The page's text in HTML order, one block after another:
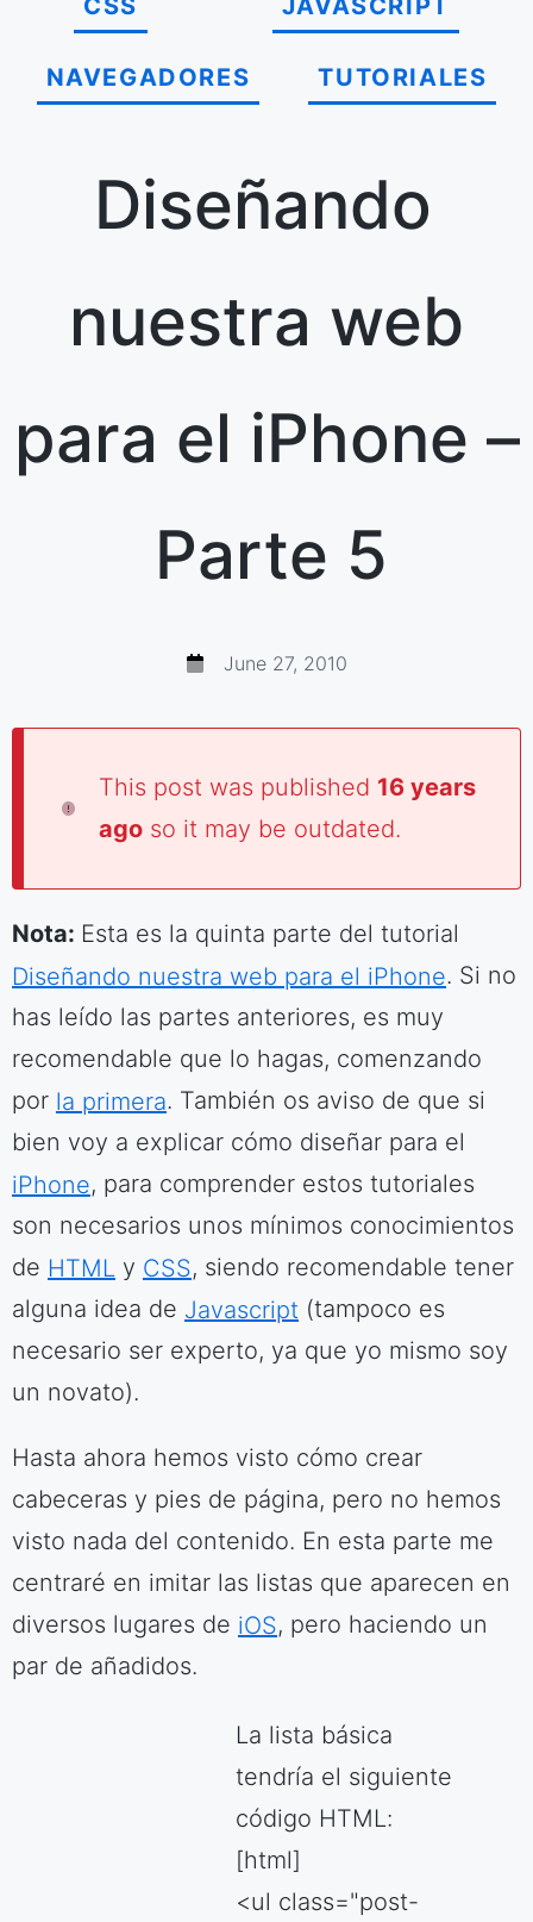
CSS JAVASCRIPT
NAVEGADORES TUTORIALES
Diseñando
nuestra web
para el iPhone –
Parte 5
June 27, 2010
This post was published 16 years
ago so it may be outdated.
Nota: Esta es la quinta parte del tutorial
Diseñando nuestra web para el iPhone. Si no
has leído las partes anteriores, es muy
recomendable que lo hagas, comenzando
por la primera. También os aviso de que si
bien voy a explicar cómo diseñar para el
iPhone, para comprender estos tutoriales
son necesarios unos mínimos conocimientos
de HTML y CSS, siendo recomendable tener
alguna idea de Javascript (tampoco es
necesario ser experto, ya que yo mismo soy
un novato).
Hasta ahora hemos visto cómo crear
cabeceras y pies de página, pero no hemos
visto nada del contenido. En esta parte me
centraré en imitar las listas que aparecen en
diversos lugares de iOS, pero haciendo un
par de añadidos.
La lista básica
tendría el siguiente
código HTML:
[html]
<ul class="post-